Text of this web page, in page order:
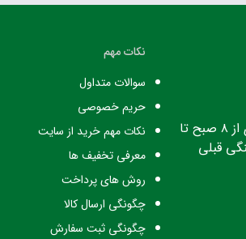
ساعت کاری: ساعت اداری از ۸ صبح تا
نکات مهم
سوالات متداول
حریم خصوصی
نکات مهم خرید از سایت
معرفی تخفیف ها
روش های پرداخت
چگونگی ارسال کالا
چگونگی ثبت سفارش